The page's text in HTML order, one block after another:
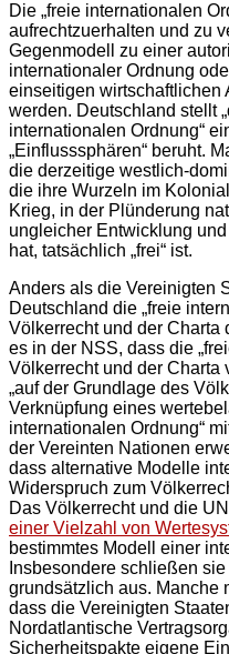
Die „freie internationalen
aufrechtzuerhalten und zu
Gegenmodell zu einer
internationaler Ordnung
einseitigen wirtschaftlichen
werden. Deutschland stellt
internationalen Ordnung“
„Einflusssphären“ beruht.
die derzeitige westlich-
die ihre Wurzeln im
Krieg, in der Plünderung
ungleicher Entwicklung
hat, tatsächlich „frei“ ist.
Anders als die Vereinigten
Deutschland die „freie
Völkerrecht und der Charta
es in der NSS, dass die
Völkerrecht und der Charta
„auf der Grundlage des
Verknüpfung eines
internationalen Ordnung“
der Vereinten Nationen
dass alternative Modelle
Widerspruch zum
Das Völkerrecht und die
einer Vielzahl von
bestimmtes Modell einer
Insbesondere schließen
grundsätzlich aus. Manche
dass die Vereinigten
Nordatlantische
Sicherheitspakte eigene